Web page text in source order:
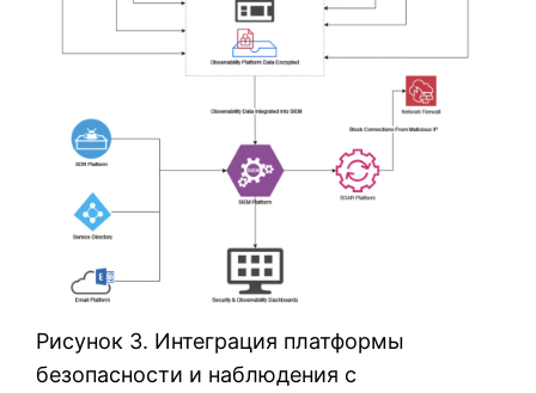
Рисунок 3. Интеграция платформы
безопасности и наблюдения с